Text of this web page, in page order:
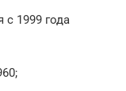
1999 года